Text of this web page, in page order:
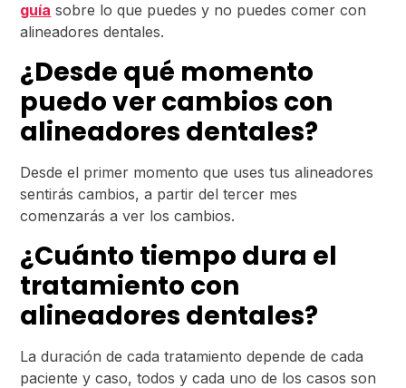
guía sobre lo que puedes y no puedes comer con
alineadores dentales.
¿Desde qué momento
puedo ver cambios con
alineadores dentales?
Desde el primer momento que uses tus alineadores
sentirás cambios, a partir del tercer mes
comenzarás a ver los cambios.
¿Cuánto tiempo dura el
tratamiento con
alineadores dentales?
La duración de cada tratamiento depende de cada
paciente y caso, todos y cada uno de los casos son